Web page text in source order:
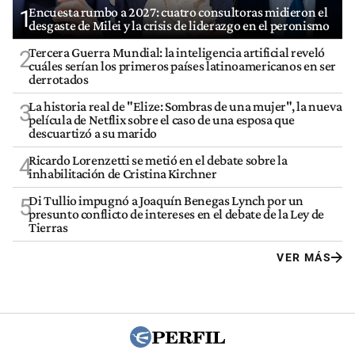
1Encuesta rumbo a 2027: cuatro consultoras midieron el
desgaste de Milei y la crisis de liderazgo en el peronismo
2Tercera Guerra Mundial: la inteligencia artificial reveló
cuáles serían los primeros países latinoamericanos en ser
derrotados
3La historia real de "Elize: Sombras de una mujer", la nueva
película de Netflix sobre el caso de una esposa que
descuartizó a su marido
4Ricardo Lorenzetti se metió en el debate sobre la
inhabilitación de Cristina Kirchner
5Di Tullio impugnó a Joaquín Benegas Lynch por un
presunto conflicto de intereses en el debate de la Ley de
Tierras
VER MÁS